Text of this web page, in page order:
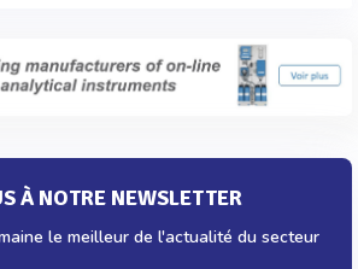
À NOTRE NEWSLETTER
le meilleur de l'actualité du secteur